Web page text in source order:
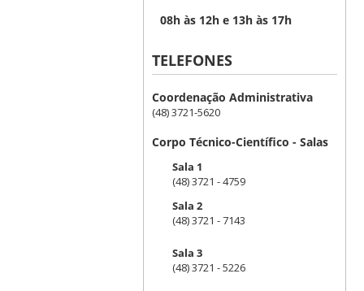
08h às 12h e 13h às 17h
TELEFONES
Coordenação Administrativa
(48) 3721-5620
Corpo Técnico-Científico - Salas
Sala 1
(48) 3721 - 4759
Sala 2
(48) 3721 - 7143
Sala 3
(48) 3721 - 5226